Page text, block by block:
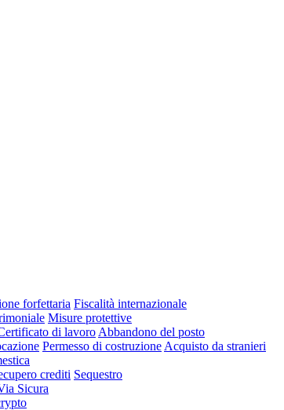
forfettaria Fiscalità internazionale
Misure protettive
di lavoro Abbandono del posto
Permesso di costruzione Acquisto da stranieri
crediti Sequestro
Sicura